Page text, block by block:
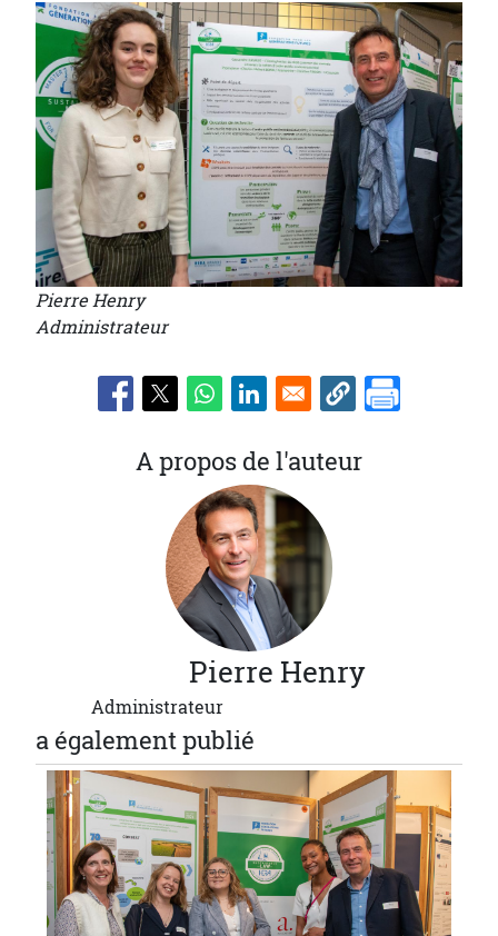
Pierre Henry
Administrateur
A propos de l'auteur
Pierre Henry
Administrateur
a également publié